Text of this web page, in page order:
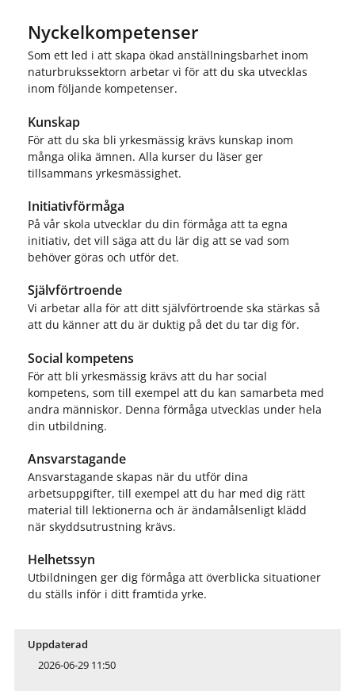
Nyckelkompetenser
Som ett led i att skapa ökad anställningsbarhet inom
naturbrukssektorn arbetar vi för att du ska utvecklas
inom följande kompetenser.
Kunskap
För att du ska bli yrkesmässig krävs kunskap inom
många olika ämnen. Alla kurser du läser ger
tillsammans yrkesmässighet.
Initiativförmåga
På vår skola utvecklar du din förmåga att ta egna
initiativ, det vill säga att du lär dig att se vad som
behöver göras och utför det.
Självförtroende
Vi arbetar alla för att ditt självförtroende ska stärkas så
att du känner att du är duktig på det du tar dig för.
Social kompetens
För att bli yrkesmässig krävs att du har social
kompetens, som till exempel att du kan samarbeta med
andra människor. Denna förmåga utvecklas under hela
din utbildning.
Ansvarstagande
Ansvarstagande skapas när du utför dina
arbetsuppgifter, till exempel att du har med dig rätt
material till lektionerna och är ändamålsenligt klädd
när skyddsutrustning krävs.
Helhetssyn
Utbildningen ger dig förmåga att överblicka situationer
du ställs inför i ditt framtida yrke.
Uppdaterad
2026-06-29 11:50